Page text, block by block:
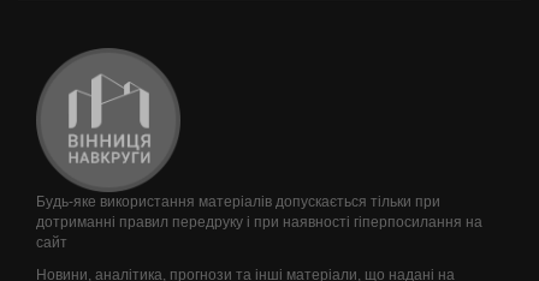
Будь-яке використання матеріалів допускається тільки при
дотриманні правил передруку і при наявності гіперпосилання на
сайт
Новини, аналітика, прогнози та інші матеріали, що надані на